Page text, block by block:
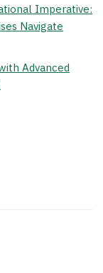
Imperative:
Navigate
Advanced